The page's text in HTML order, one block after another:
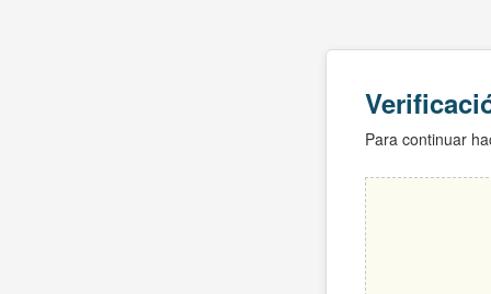
Para continuar